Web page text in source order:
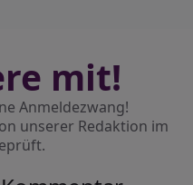
mit!
Anmeldezwang!
unserer Redaktion im